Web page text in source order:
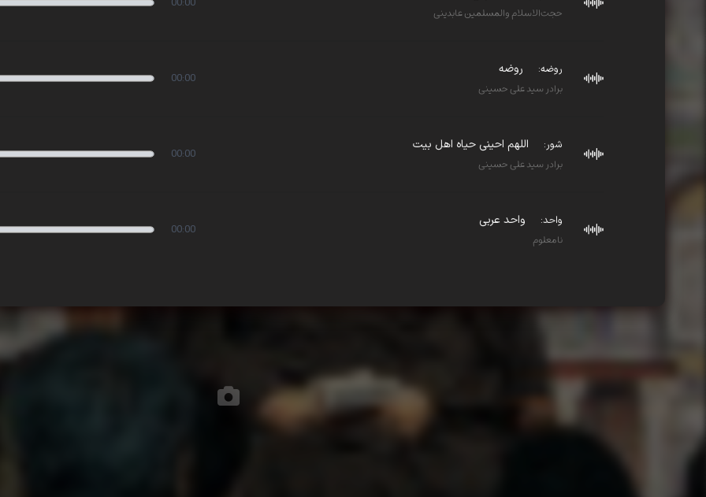
حجت‌الاسلام والمسلمین عابدینی
روضه:
روضه
برادر سید علی حسینی
00:00
شور:
اللهم احینی حیاه اهل بیت
برادر سید علی حسینی
00:00
واحد:
واحد عربی
نامعلوم
00:00